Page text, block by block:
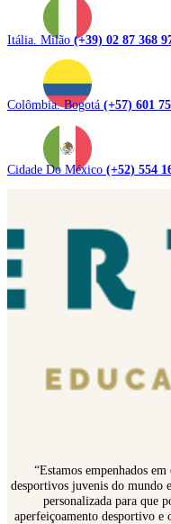
Itália. Milão (+39) 02 87 368
Colômbia. Bogotá (+57) 601
Cidade Do México (+52) 554
“Estamos empenhados
desportivos juvenis do mundo
personalizada para que
aperfeiçoamento desportivo e